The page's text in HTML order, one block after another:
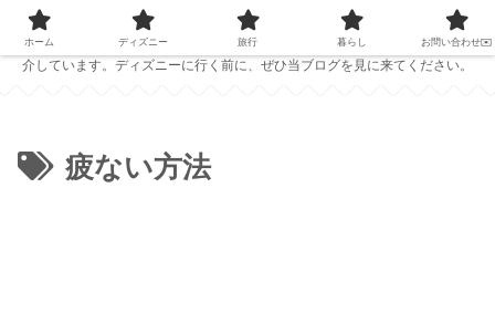
PC1台で仕事をしている夫婦が、ディズニーの準備に役立つ情報を発信中！
ホテルレビューやおすすめのパークフード、ディズニーで役立つアイテムを紹
介しています。ディズニーに行く前に、ぜひ当ブログを見に来てください。
疲ない方法
ホーム ディズニー 旅行 暮らし お問い合わせ✉️